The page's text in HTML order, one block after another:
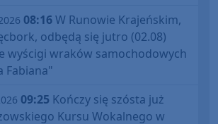
08:16W Runowie Krajeńskim,
odbędą się jutro (02.08)
wyścigi wraków samochodowych
Fabiana"
09:25 Kończy się szósta już
Kursu Wokalnego w